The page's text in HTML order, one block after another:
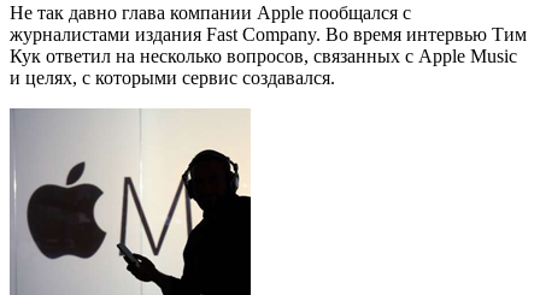
Не так давно глава компании Apple пообщался с
журналистами издания Fast Company. Во время интервью Тим
Кук ответил на несколько вопросов, связанных с Apple Music
и целях, с которыми сервис создавался.